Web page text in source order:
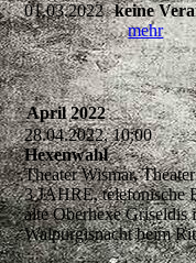
01.03.2022 keine
mehr
April 2022
28.04.2022, 10:00
Hexenwahl
Theater Wismar,
3 JAHRE, telefonische
alte Oberhexe Griseldis
Walpurgisnacht beim